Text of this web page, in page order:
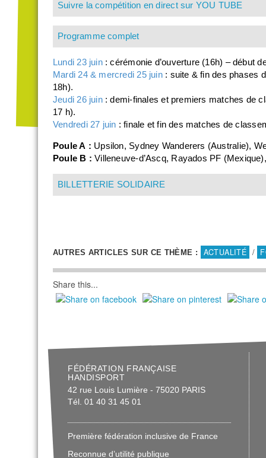
Suivre la compétition en direct sur YOU TUBE
Programme complet
Lundi 23 juin : cérémonie d’ouverture (16h) – début
Mardi 24 & mercredi 25 juin: suite & fin des phases
18h).
Jeudi 26 juin : demi-finales et premiers matches de
17 h).
Vendredi 27 juin : finale et fin des matches de
Poule A : Upsilon, Sydney Wanderers (Australie),
Poule B : Villeneuve-d’Ascq, Rayados PF
BILLETTERIE SOLIDAIRE
AUTRES ARTICLES SUR CE THÈME : ACTUALITÉ /
Share this...
FÉDÉRATION FRANÇAISE
HANDISPORT
42 rue Louis Lumière - 75020 PARIS
Tél. 01 40 31 45 01
Première fédération inclusive de France
Reconnue d’utilité publique